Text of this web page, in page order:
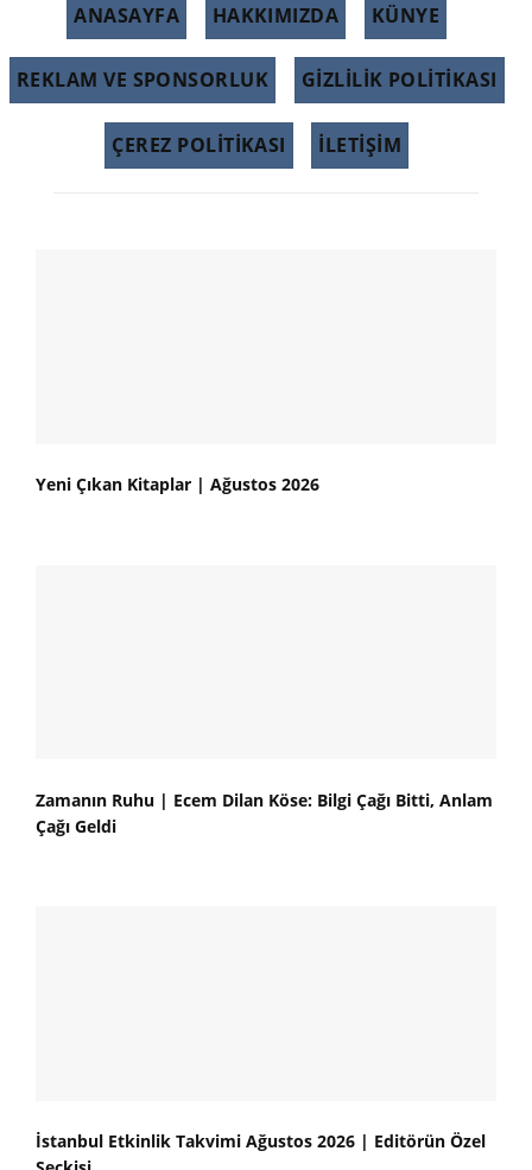
ANASAYFA HAKKIMIZDA KÜNYE
REKLAM VE SPONSORLUK GIZLILIK POLITIKASI
ÇEREZ POLITIKASI İLETİŞİM
Yeni Çıkan Kitaplar | Ağustos 2026
Zamanın Ruhu | Ecem Dilan Köse: Bilgi Çağı Bitti, Anlam
Çağı Geldi
İstanbul Etkinlik Takvimi Ağustos 2026 | Editörün Özel